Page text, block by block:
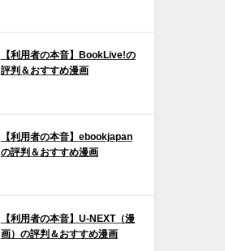
【利用者の本音】BookLive!の
評判＆おすすめ漫画
【利用者の本音】ebookjapan
の評判＆おすすめ漫画
【利用者の本音】U-NEXT（漫
画）の評判＆おすすめ漫画